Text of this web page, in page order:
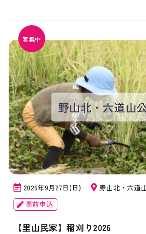
野山北・六道山
募集中
2026年9月27日(日)
野山北・六道
事前申込
【里山民家】稲刈り2026